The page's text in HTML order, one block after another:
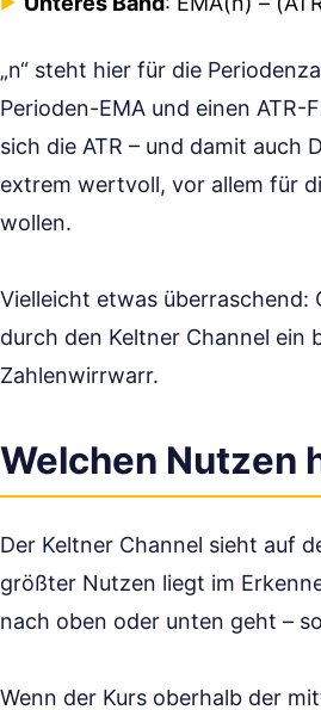
„n“ steht hier für die
Perioden-EMA und einen
sich die ATR – und damit auch
extrem wertvoll, vor allem für
wollen.
Vielleicht etwas überraschend:
durch den Keltner Channel ein
Zahlenwirrwarr.
Welchen Nutzen
Der Keltner Channel sieht auf
größter Nutzen liegt im
nach oben oder unten geht –
Wenn der Kurs oberhalb der